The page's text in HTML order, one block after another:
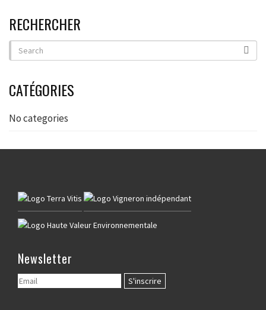
RECHERCHER
CATÉGORIES
No categories
Newsletter